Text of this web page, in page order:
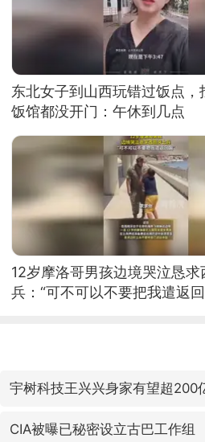
东北女子到山西玩错过饭点，
饭馆都没开门：午休到几点
12岁摩洛哥男孩边境哭泣恳求
兵：“可不可以不要把我遣返
宇树科技王兴兴身家有望超200
CIA被曝已秘密设立古巴工作组